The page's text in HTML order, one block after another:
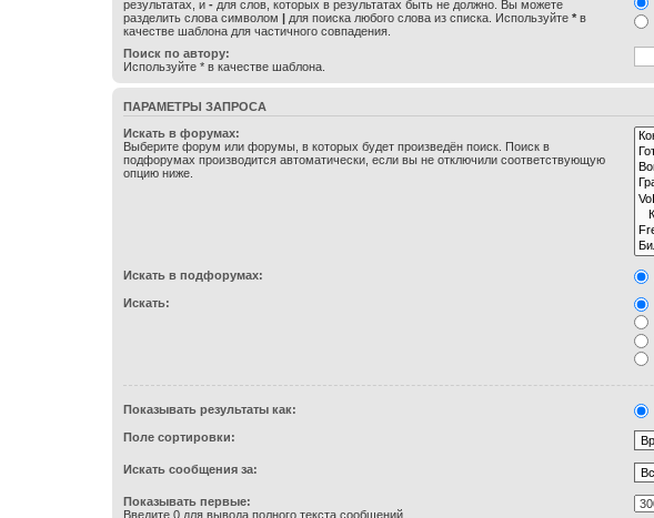
результатах, и -для слов, которых в результатах быть не должно. Вы можете
разделить слова символом
для поиска любого слова из списка. Используйте *в
качестве шаблона для частичного совпадения.
Поиск по автору:
Используйте * в качестве шаблона.
ПАРАМЕТРЫ ЗАПРОСА
Искать в форумах:
Выберите форум или форумы, в которых будет произведён поиск. Поиск в
подфорумах производится автоматически, если вы не отключили соответствующую
опцию ниже.
Искать в подфорумах:
Искать:
Показывать результаты как:
Поле сортировки:
Искать сообщения за:
Показывать первые:
Введите 0 для вывода полного текста сообщений.